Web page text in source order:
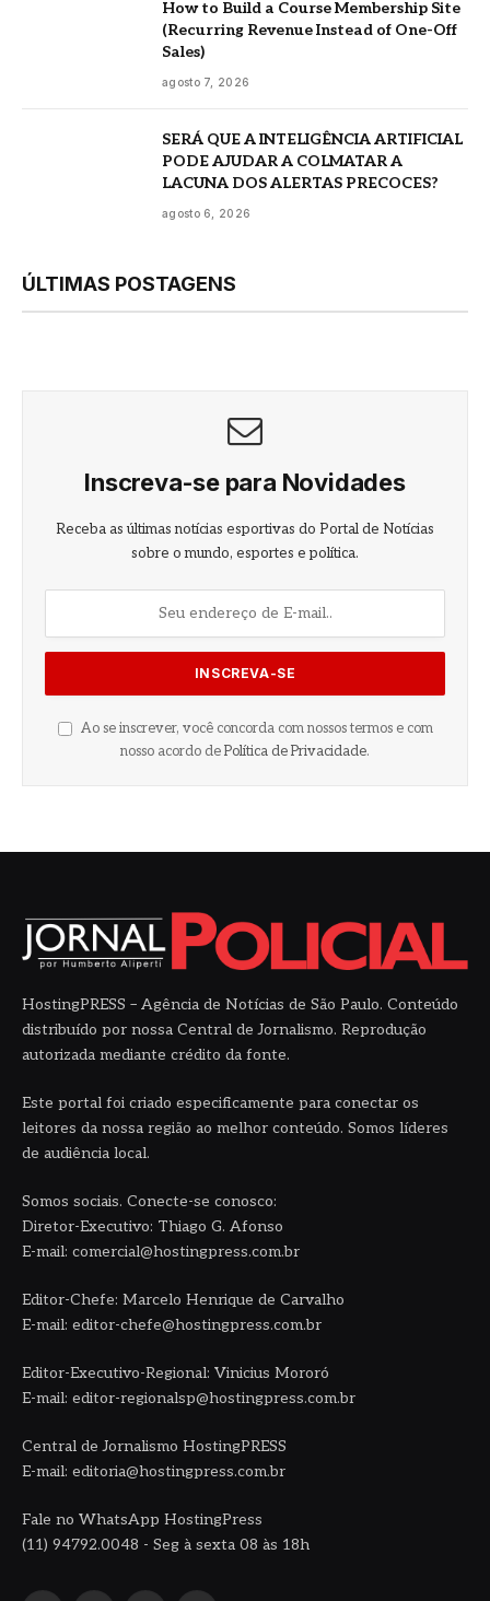
How to Build a Course Membership Site
(Recurring Revenue Instead of One-Off
Sales)
agosto 7, 2026
SERÁ QUE A INTELIGÊNCIA ARTIFICIAL
PODE AJUDAR A COLMATAR A
LACUNA DOS ALERTAS PRECOCES?
agosto 6, 2026
ÚLTIMAS POSTAGENS
Inscreva-se para Novidades
Receba as últimas notícias esportivas do Portal de Notícias
sobre o mundo, esportes e política.
Ao se inscrever, você concorda com nossos termos e com
nosso acordo de Política de Privacidade.
HostingPRESS – Agência de Notícias de São Paulo. Conteúdo
distribuído por nossa Central de Jornalismo. Reprodução
autorizada mediante crédito da fonte.
Este portal foi criado especificamente para conectar os
leitores da nossa região ao melhor conteúdo. Somos líderes
de audiência local.
Somos sociais. Conecte-se conosco:
Diretor-Executivo: Thiago G. Afonso
E-mail: comercial@hostingpress.com.br
Editor-Chefe: Marcelo Henrique de Carvalho
E-mail: editor-chefe@hostingpress.com.br
Editor-Executivo-Regional: Vinicius Mororó
E-mail: editor-regionalsp@hostingpress.com.br
Central de Jornalismo HostingPRESS
E-mail: editoria@hostingpress.com.br
Fale no WhatsApp HostingPress
(11) 94792.0048 - Seg à sexta 08 às 18h